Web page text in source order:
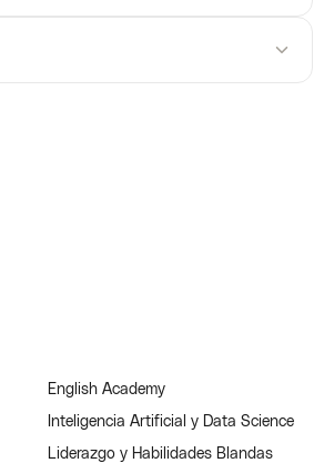
English Academy
Inteligencia Artificial y Data Science
Liderazgo y Habilidades Blandas